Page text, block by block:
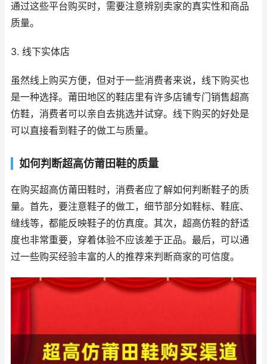
通过这些平台购买时，需要注意辨别卖家的真实性和商品
质量。
3. 线下实体店
虽然线上购买方便，但对于一些消费者来说，线下购买也
是一种选择。莆田地区的鞋店里有许多店铺专门销售超高
仿鞋，消费者可以亲自去挑选并试穿。线下购买的好处是
可以直接看到鞋子的做工与质量。
如何判断超高仿莆田鞋的质量
在购买超高仿莆田鞋时，消费者应了解如何判断鞋子的质
量。首先，要注意鞋子的做工，细节部分如鞋标、鞋底、
缝线等，都能反映鞋子的仿真度。其次，超高仿鞋的舒适
度也非常重要，穿着体验不应该差于正品。最后，可以通
过一些购买经验丰富的人的推荐来判断商家的可信度。